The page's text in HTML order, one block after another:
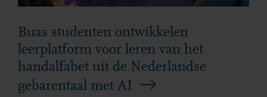
Buas studenten ontwikkelen
leerplatform voor leren van het
handalfabet uit de Nederlandse
gebarentaal met AI